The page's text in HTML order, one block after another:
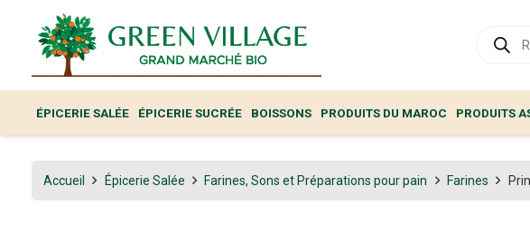
produits
ÉPICERIE SALÉE ÉPICERIE SUCRÉE BOISSONS PRODUITS DU MAROC PRODUITS
Accueil Épicerie Salée Farines, Sons et Préparations pour pain Farines